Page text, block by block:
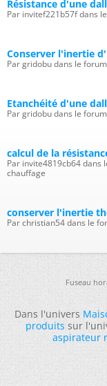
Résistance d'une
Par invitef221b57f dans
Conserver l'inertie
Par gridobu dans le
Etanchéité d'une
Par gridobu dans le
calcul de la
Par invite4819cb64
chauffage
conserver l'inertie
Par christian54 dans le
Fuseau
Dans l'univers
produitssur
aspirateur